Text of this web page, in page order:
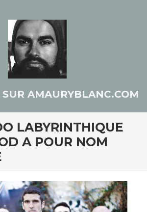
AMAURYBLANC.COM
LABYRINTHIQUE
A POUR NOM